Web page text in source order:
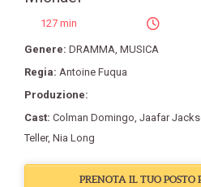
127 min
Genere: DRAMMA, MUSICA
Regia: Antoine Fuqua
Produzione:
Cast: Colman Domingo, Jaafar
Teller, Nia Long
PRENOTA IL TUO POSTO